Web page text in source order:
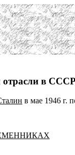
отрасли в
в мае 1946 г.